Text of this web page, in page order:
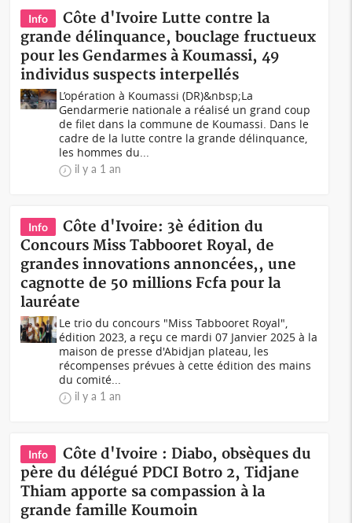
Info
Côte d'Ivoire Lutte contre la
grande délinquance, bouclage fructueux
pour les Gendarmes à Koumassi, 49
individus suspects interpellés
L’opération à Koumassi (DR)&nbsp;La
Gendarmerie nationale a réalisé un grand coup
de filet dans la commune de Koumassi. Dans le
cadre de la lutte contre la grande délinquance,
les hommes du...
il y a 1 an
Info
Côte d'Ivoire: 3è édition du
Concours Miss Tabbooret Royal, de
grandes innovations annoncées,, une
cagnotte de 50 millions Fcfa pour la
lauréate
Le trio du concours "Miss Tabbooret Royal",
édition 2023, a reçu ce mardi 07 Janvier 2025 à la
maison de presse d'Abidjan plateau, les
récompenses prévues à cette édition des mains
du comité...
il y a 1 an
Info
Côte d'Ivoire : Diabo, obsèques du
père du délégué PDCI Botro 2, Tidjane
Thiam apporte sa compassion à la
grande famille Koumoin